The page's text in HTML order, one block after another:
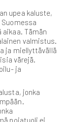
upea kaluste,
Tämän
valmistus.
ja miellyttävällä
värejä.
ja
jonka
nojatuoli ei